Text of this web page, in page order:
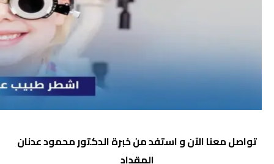
تواصل معنا الآنو استفد من خبرة الدكتورمحمود عدنان
المقداد